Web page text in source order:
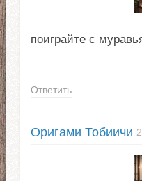
поиграйте с
Ответить
Оригами Тобиичи